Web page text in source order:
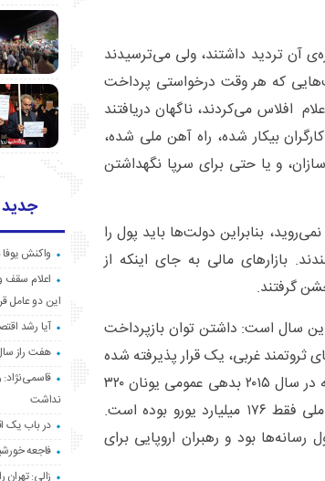
آن تردید داشتند، ولی می‌ترسیدند
که هر وقت درخواستی پرداخت
افلاس می‌کردند، ناگهان دریافتند
بیکار شده، راه آهن ملی شده،
و یا حتی برای سرپا نگهداشتن
بنابراین دولت‌ها باید پول را
بازارهای مالی به جای اینکه از
گرفتند.
سال است: داشتن توان بازپرداخت
غربی، یک قرار پذیرفته شده
سیاسی است. نگاهی به گذشته نشان می‌دهد که در سال ۲۰۱۵ بدهی عمومی یونان ۳۲۰
میلیارد یورو (۳۹۲ میلیارد دلار) در مقابل درآمد ملی فقط ۱۷۶ میلیارد یورو بوده است.
بود و رهبران اروپایی برای
جدید
واکنش
اعلام
این دو عامل
آیا رشد
هفت راز سال
نداشت
در باب یک
فاجعه
زالی: تهران